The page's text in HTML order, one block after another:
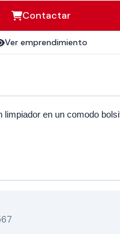
Contactar
Ver emprendimiento
limpiador en un comodo